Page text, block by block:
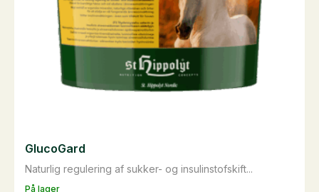
På lager
Naturlig regulering af sukker- og insulinstofskift...
GlucoGard